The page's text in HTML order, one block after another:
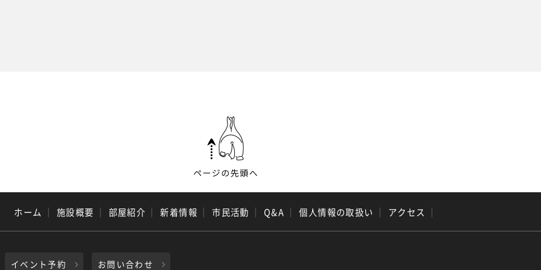
ホーム ｜ 施設概要 ｜ 部屋紹介 ｜ 新着情報 ｜ 市民活動 ｜ Q&A ｜ 個人情報の取扱い ｜ アクセス ｜
イベント予約 お問い合わせ